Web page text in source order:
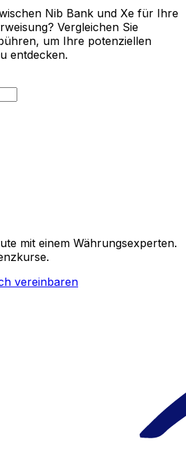
Nib Bank und Xe für Ihre
Vergleichen Sie
um Ihre potenziellen
entdecken.
mit einem Währungsexperten.
vereinbaren